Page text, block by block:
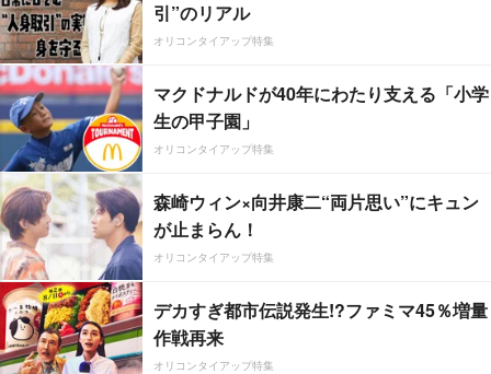
引”のリアル
オリコンタイアップ特集
マクドナルドが40年にわたり支える「小学
生の甲子園」
オリコンタイアップ特集
森崎ウィン×向井康二“両片思い”にキュン
が止まらん！
オリコンタイアップ特集
デカすぎ都市伝説発生!?ファミマ45％増量
作戦再来
オリコンタイアップ特集